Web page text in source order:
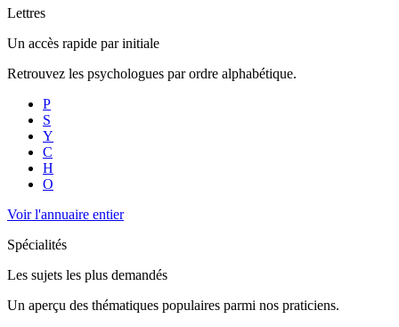
Lettres
Un accès rapide par initiale
Retrouvez les psychologues par ordre alphabétique.
P
S
Y
C
H
O
Voir l'annuaire entier
Spécialités
Les sujets les plus demandés
Un aperçu des thématiques populaires parmi nos praticiens.